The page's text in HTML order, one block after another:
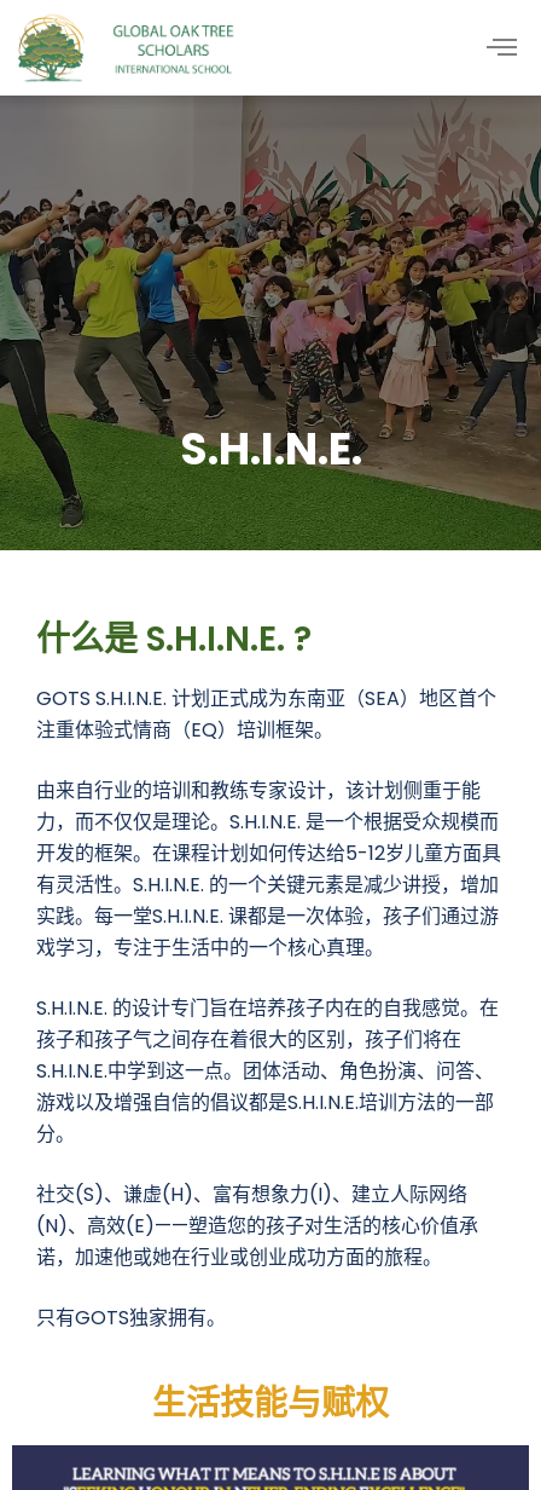
S.H.I.N.E.
什么是 S.H.I.N.E. ?
GOTS S.H.I.N.E. 计划正式成为东南亚（SEA）地区首个
注重体验式情商（EQ）培训框架。
由来自行业的培训和教练专家设计，该计划侧重于能
力，而不仅仅是理论。S.H.I.N.E. 是一个根据受众规模而
开发的框架。在课程计划如何传达给5-12岁儿童方面具
有灵活性。S.H.I.N.E. 的一个关键元素是减少讲授，增加
实践。每一堂S.H.I.N.E. 课都是一次体验，孩子们通过游
戏学习，专注于生活中的一个核心真理。
S.H.I.N.E. 的设计专门旨在培养孩子内在的自我感觉。在
孩子和孩子气之间存在着很大的区别，孩子们将在
S.H.I.N.E.中学到这一点。团体活动、角色扮演、问答、
游戏以及增强自信的倡议都是S.H.I.N.E.培训方法的一部
分。
社交(S)、谦虚(H)、富有想象力(I)、建立人际网络
(N)、高效(E)——塑造您的孩子对生活的核心价值承
诺，加速他或她在行业或创业成功方面的旅程。
只有GOTS独家拥有。
生活技能与赋权